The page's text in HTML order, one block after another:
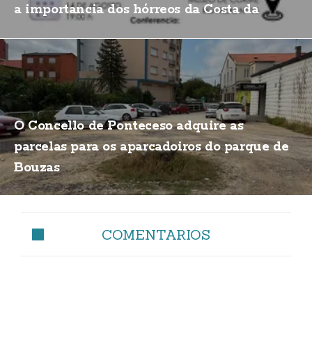
a importancia dos hórreos da Costa da
O Concello de Ponteceso adquire as
parcelas para os aparcadoiros do parque de
Bouzas
COMENTARIOS